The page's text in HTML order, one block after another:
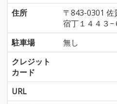
住所
〒843-0301
宿丁１４４３−
駐車場
無し
クレジット
カード
URL